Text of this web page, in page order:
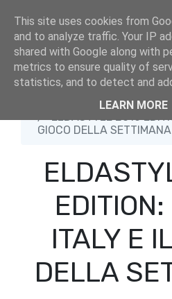
ELDASTYLE 2016
GIOCO DELLA SETTIMANA
ITALY E
DELLA
This site uses cookies from
and to analyze traffic. Your IP
shared with Google along with
metrics to ensure quality of
statistics, and to detect and
LEARN MORE